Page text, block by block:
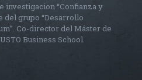
investigacion “Confianza y
del grupo “Desarrollo
Co-director del Máster de
Business School.